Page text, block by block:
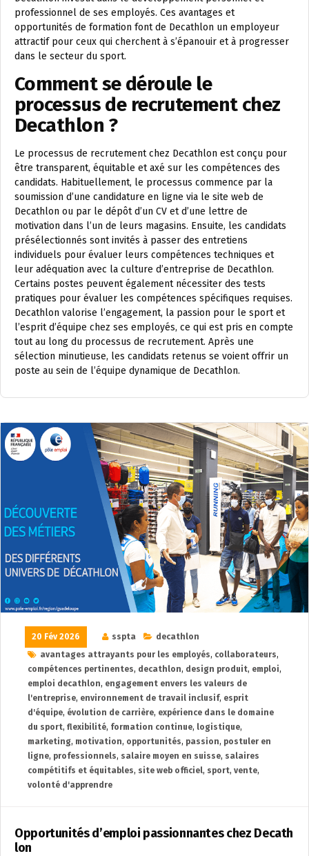
professionnel de ses employés. Ces avantages et
opportunités de formation font de Decathlon un employeur
attractif pour ceux qui cherchent à s’épanouir et à progresser
dans le secteur du sport.
Comment se déroule le
processus de recrutement chez
Decathlon ?
Le processus de recrutement chez Decathlon est conçu pour
être transparent, équitable et axé sur les compétences des
candidats. Habituellement, le processus commence par la
soumission d’une candidature en ligne via le site web de
Decathlon ou par le dépôt d’un CV et d’une lettre de
motivation dans l’un de leurs magasins. Ensuite, les candidats
présélectionnés sont invités à passer des entretiens
individuels pour évaluer leurs compétences techniques et
leur adéquation avec la culture d’entreprise de Decathlon.
Certains postes peuvent également nécessiter des tests
pratiques pour évaluer les compétences spécifiques requises.
Decathlon valorise l’engagement, la passion pour le sport et
l’esprit d’équipe chez ses employés, ce qui est pris en compte
tout au long du processus de recrutement. Après une
sélection minutieuse, les candidats retenus se voient offrir un
poste au sein de l’équipe dynamique de Decathlon.
20 Fév 2026 sspta
decathlon
avantages attrayants pour les employés, collaborateurs,
compétences pertinentes, decathlon, design produit, emploi,
emploi decathlon, engagement envers les valeurs de
l'entreprise, environnement de travail inclusif, esprit
d'équipe, évolution de carrière, expérience dans le domaine
du sport, flexibilité, formation continue, logistique,
marketing, motivation, opportunités, passion, postuler en
ligne, professionnels, salaire moyen en suisse, salaires
compétitifs et équitables, site web officiel, sport, vente,
volonté d'apprendre
Opportunités d’emploi passionnantes chez Decath
lon